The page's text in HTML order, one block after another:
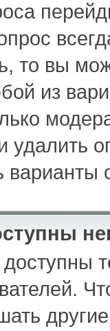
то вы
из
удалить